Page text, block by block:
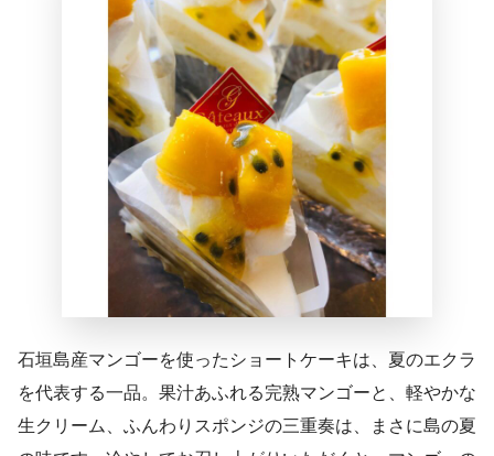
石垣島産マンゴーを使ったショートケーキは、夏のエクラ
を代表する一品。果汁あふれる完熟マンゴーと、軽やかな
生クリーム、ふんわりスポンジの三重奏は、まさに島の夏